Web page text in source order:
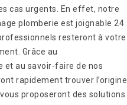
cas urgents. En effet, notre
plomberie est joignable 24
resteront à votre
Grâce au
et au savoir-faire de nos
rapidement trouver l’origine
proposeront des solutions